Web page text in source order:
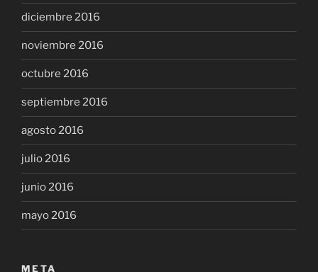
diciembre 2016
noviembre 2016
octubre 2016
septiembre 2016
agosto 2016
julio 2016
junio 2016
mayo 2016
META